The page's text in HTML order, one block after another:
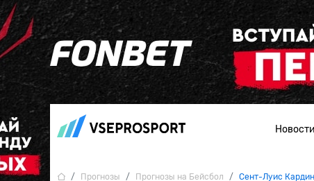
Новости
Прогнозы Прогнозы на Бейсбол Сент-Луис